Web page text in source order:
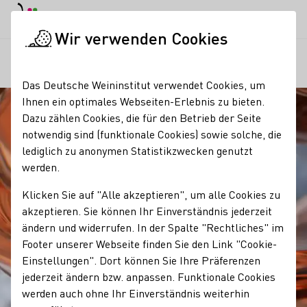
Wir verwenden Cookies
Das Deutsche Weininstitut verwendet Cookies, um
Ihnen ein optimales Webseiten-Erlebnis zu bieten.
Dazu zählen Cookies, die für den Betrieb der Seite
notwendig sind (funktionale Cookies) sowie solche, die
lediglich zu anonymen Statistikzwecken genutzt
werden.
Klicken Sie auf "Alle akzeptieren", um alle Cookies zu
akzeptieren. Sie können Ihr Einverständnis jederzeit
ändern und widerrufen. In der Spalte "Rechtliches" im
Footer unserer Webseite finden Sie den Link "Cookie-
Einstellungen". Dort können Sie Ihre Präferenzen
jederzeit ändern bzw. anpassen. Funktionale Cookies
werden auch ohne Ihr Einverständnis weiterhin